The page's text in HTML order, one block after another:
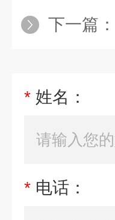
下一篇：
* 姓名：
* 电话：